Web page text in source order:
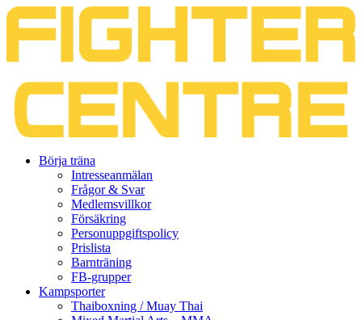
Börja träna
Intresseanmälan
Frågor & Svar
Medlemsvillkor
Försäkring
Personuppgiftspolicy
Prislista
Barnträning
FB-grupper
Kampsporter
Thaiboxning / Muay Thai